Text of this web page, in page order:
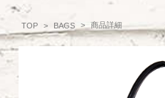
TOP BAGS 商品詳細